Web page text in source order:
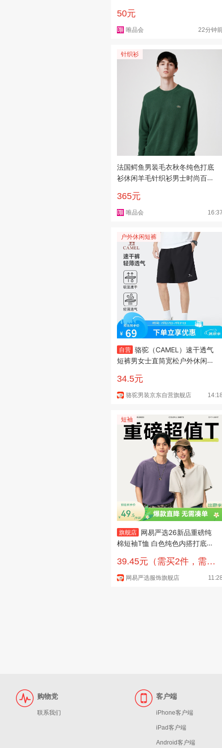
50元
唯品会 22分钟
针织衫
法国鳄鱼男装毛衣秋冬纯色打底
衫休闲羊毛针织衫男士时尚百搭
365元
唯品会
户外休闲短裤
自营 骆驼（CAMEL）速干透气
短裤男女士直筒宽松户外休闲运
34.5元
骆驼男装京东自营旗舰店
短袖
旗舰店
网易严选26新品重磅纯
棉短袖T恤 白色纯色内搭打底半
合90-115斤
39.45元（需买2件，需用
网易严选服饰旗舰店
购物党
联系我们
客户端
iPhone客户端
iPad客户端
Android客户端